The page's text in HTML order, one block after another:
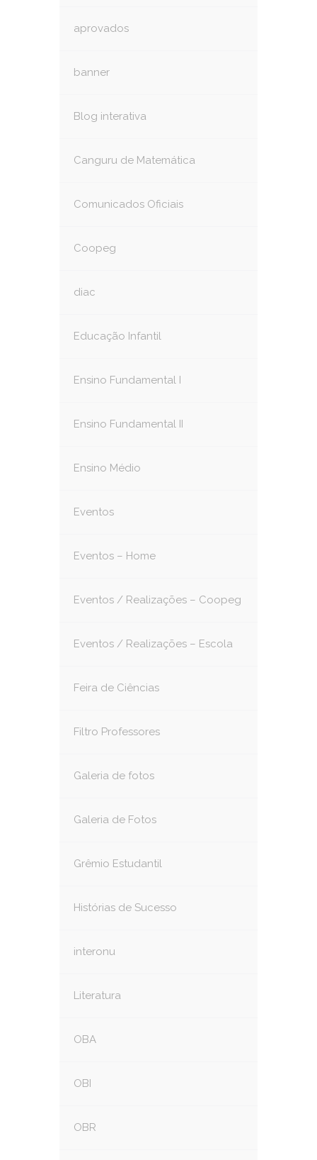
aprovados
banner
Blog interativa
Canguru de Matemática
Comunicados Oficiais
Coopeg
diac
Educação Infantil
Ensino Fundamental I
Ensino Fundamental II
Ensino Médio
Eventos
Eventos – Home
Eventos / Realizações – Coopeg
Eventos / Realizações – Escola
Feira de Ciências
Filtro Professores
Galeria de fotos
Galeria de Fotos
Grêmio Estudantil
Histórias de Sucesso
interonu
Literatura
OBA
OBI
OBR